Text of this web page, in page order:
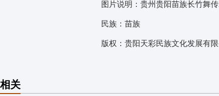
图片说明：贵州贵阳苗族长竹舞传
民族：苗族
版权：贵阳天彩民族文化发展有限
相关